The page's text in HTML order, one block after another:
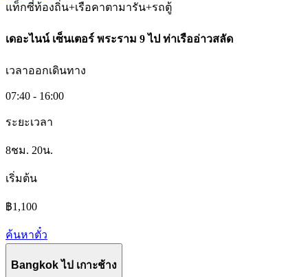
แท็กซี่ท้องถิ่น+เรือคาตามารัน+รถตู้
เดอะไนน์ เซ็นเตอร์ พระราม 9​ไป ท่าเรืออ่าวสลัด
เวลาออกเดินทาง
07:40 - 16:00
ระยะเวลา
8ชม. 20น.
เริ่มต้น
฿1,100
ค้นหาตั๋ว
Bangkokไป เกาะช้าง